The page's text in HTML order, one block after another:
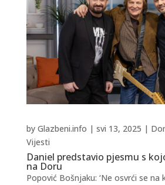
Daniel predstavio pjesmu s
na Doru
by Glazbeni.info | svi 13, 2025 |
Vijesti
Popović Bošnjaku: ‘Ne osvrći se na